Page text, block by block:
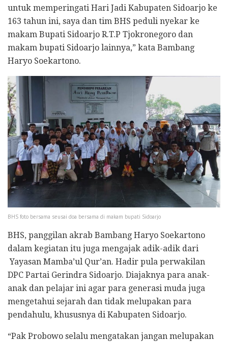
untuk memperingati Hari Jadi Kabupaten Sidoarjo ke
163 tahun ini, saya dan tim BHS peduli nyekar ke
makam Bupati Sidoarjo R.T.P Tjokronegoro dan
makam bupati Sidoarjo lainnya,” kata Bambang
Haryo Soekartono.
BHS foto bersama seusai doa bersama di makam bupati Sidoarjo
BHS, panggilan akrab Bambang Haryo Soekartono
dalam kegiatan itu juga mengajak adik-adik dari
Yayasan Mamba’ul Qur’an. Hadir pula perwakilan
DPC Partai Gerindra Sidoarjo. Diajaknya para anak-
anak dan pelajar ini agar para generasi muda juga
mengetahui sejarah dan tidak melupakan para
pendahulu, khususnya di Kabupaten Sidoarjo.
“Pak Probowo selalu mengatakan jangan melupakan